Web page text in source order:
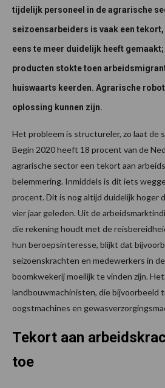
tijdelijk personeel in de agrarische
seizoensarbeiders is vaak een
eens te meer duidelijk heeft
producten stokte toen
huiswaarts keerden. Agrarische
oplossing kunnen zijn.
Het probleem is structureler, zo laat de
Begin 2020 heeft 18 procent van de
agrarische sector een tekort aan
belemmering. Inmiddels is dit iets
procent. Dit is nog altijd duidelijk hoger
vier jaar geleden. Uit de
die rekening houdt met de
hun beroepsinteresse, blijkt dat
seizoenskrachten en medewerkers in
boomkwekerij moeilijk te vinden zijn.
landbouwmachinisten, die bijvoorbeeld
oogstmachines en
Tekort aan
toe